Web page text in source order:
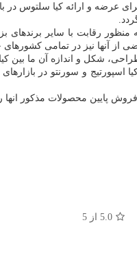
رقابت با سایر برندهای
آنها نیز در تمامی
شكل و اندازه آن ما بین
و سورنتو در
پایین محصولات مذكور انها
5.0 از 5